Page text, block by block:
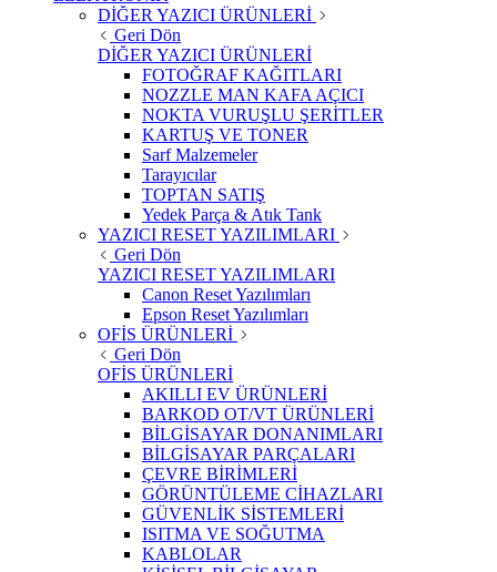
DİĞER YAZICI ÜRÜNLERİ
Geri Dön
DİĞER YAZICI ÜRÜNLERİ
FOTOĞRAF KAĞITLARI
NOZZLE MAN KAFA AÇICI
NOKTA VURUŞLU ŞERİTLER
KARTUŞ VE TONER
Sarf Malzemeler
Tarayıcılar
TOPTAN SATIŞ
Yedek Parça & Atık Tank
YAZICI RESET YAZILIMLARI
Geri Dön
YAZICI RESET YAZILIMLARI
Canon Reset Yazılımları
Epson Reset Yazılımları
OFİS ÜRÜNLERİ
Geri Dön
OFİS ÜRÜNLERİ
AKILLI EV ÜRÜNLERİ
BARKOD OT/VT ÜRÜNLERİ
BİLGİSAYAR DONANIMLARI
BİLGİSAYAR PARÇALARI
ÇEVRE BİRİMLERİ
GÖRÜNTÜLEME CİHAZLARI
GÜVENLİK SİSTEMLERİ
ISITMA VE SOĞUTMA
KABLOLAR